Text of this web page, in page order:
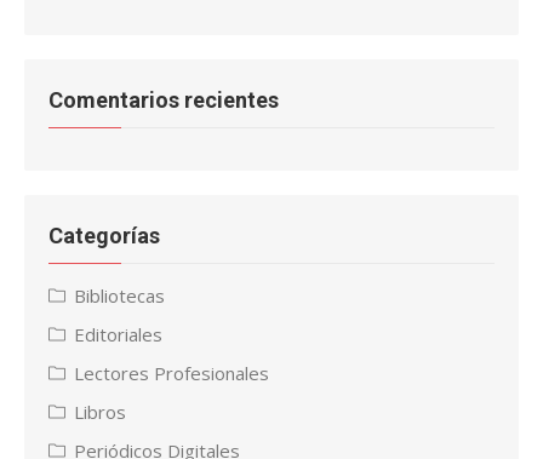
Comentarios recientes
Categorías
Bibliotecas
Editoriales
Lectores Profesionales
Libros
Periódicos Digitales